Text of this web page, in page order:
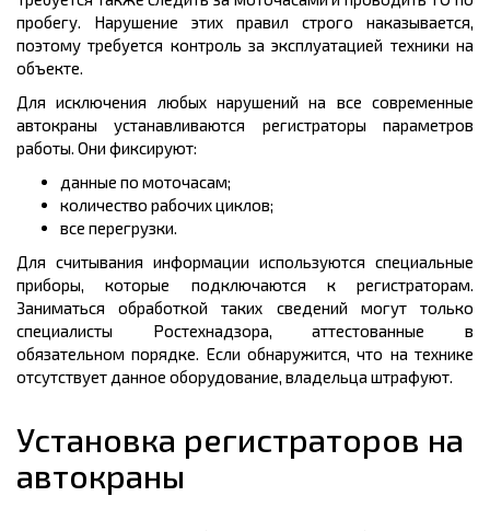
пробегу. Нарушение этих правил строго наказывается,
поэтому требуется контроль за эксплуатацией техники на
объекте.
Для исключения любых нарушений на все современные
автокраны устанавливаются регистраторы параметров
работы. Они фиксируют:
данные по моточасам;
количество рабочих циклов;
все перегрузки.
Для считывания информации используются специальные
приборы, которые подключаются к регистраторам.
Заниматься обработкой таких сведений могут только
специалисты Ростехнадзора, аттестованные в
обязательном порядке. Если обнаружится, что на технике
отсутствует данное оборудование, владельца штрафуют.
Установка регистраторов на
автокраны